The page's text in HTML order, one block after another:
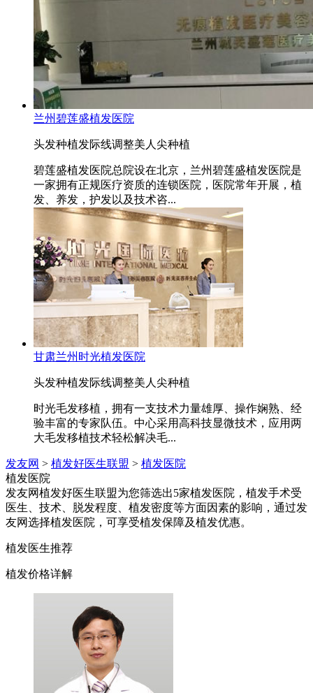
兰州碧莲盛植发医院
头发种植发际线调整美人尖种植
碧莲盛植发医院总院设在北京，兰州碧莲盛植发医院是
一家拥有正规医疗资质的连锁医院，医院常年开展，植
发、养发，护发以及技术咨...
甘肃兰州时光植发医院
头发种植发际线调整美人尖种植
时光毛发移植，拥有一支技术力量雄厚、操作娴熟、经
验丰富的专家队伍。中心采用高科技显微技术，应用两
大毛发移植技术轻松解决毛...
发友网 > 植发好医生联盟 > 植发医院
植发医院
发友网植发好医生联盟为您筛选出5家植发医院，植发手术受
医生、技术、脱发程度、植发密度等方面因素的影响，通过发
友网选择植发医院，可享受植发保障及植发优惠。
植发医生推荐
植发价格详解